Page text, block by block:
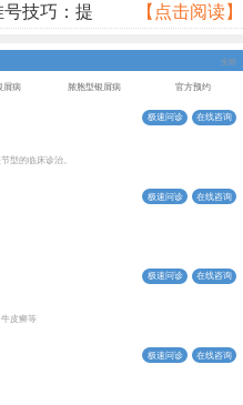
技巧：提 【点击阅读】
全部
屑病 脓胞型银屑病 官方预约
型的临床诊治。
极速问诊 在线咨询
极速问诊 在线咨询
皮癣等
极速问诊 在线咨询
极速问诊 在线咨询